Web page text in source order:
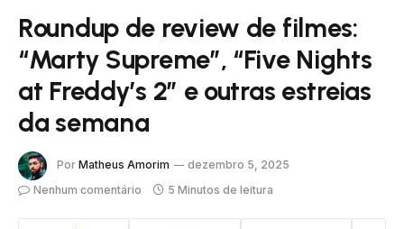
Roundup de review de filmes:
“Marty Supreme”, “Five Nights
at Freddy’s 2” e outras estreias
da semana
Por Matheus Amorim
dezembro 5, 2025
Nenhum comentário
5 Minutos de leitura